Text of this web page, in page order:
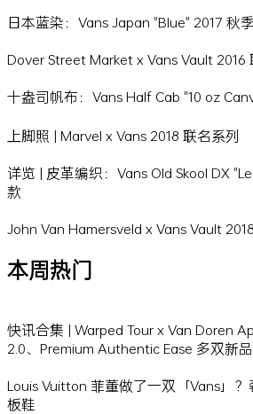
日本蓝染：Vans Japan "Blue" 2017 秋
Dover Street Market x Vans Vault 2016
十盎司帆布：Vans Half Cab "10 oz
上脚照 | Marvel x Vans 2018 联名系列
详览 | 皮革编织：Vans Old Skool DX
款
John Van Hamersveld x Vans Vault
本周热门
快讯合集 | Warped Tour x Van Doren
2.0、Premium Authentic Ease 多双新
Louis Vuitton 菲董做了一双「Vans」
板鞋